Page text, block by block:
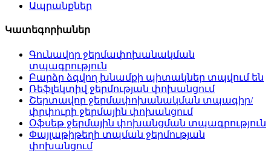
Ապրանքներ
Կատեգորիաներ
Գունավոր ջերմափոխանակման
տպագրություն
Բարձր ձգվող խնամքի պիտակներ տպվում են
Ռեֆլեկտիվ ջերմության փոխանցում
Շերտավոր ջերմափոխանակման տպագիր/
փրփուրի ջերմային փոխանցում
Օֆսեթ ջերմային փոխանցման տպագրություն
Փայլաթիթեղի տպման ջերմության
փոխանցում